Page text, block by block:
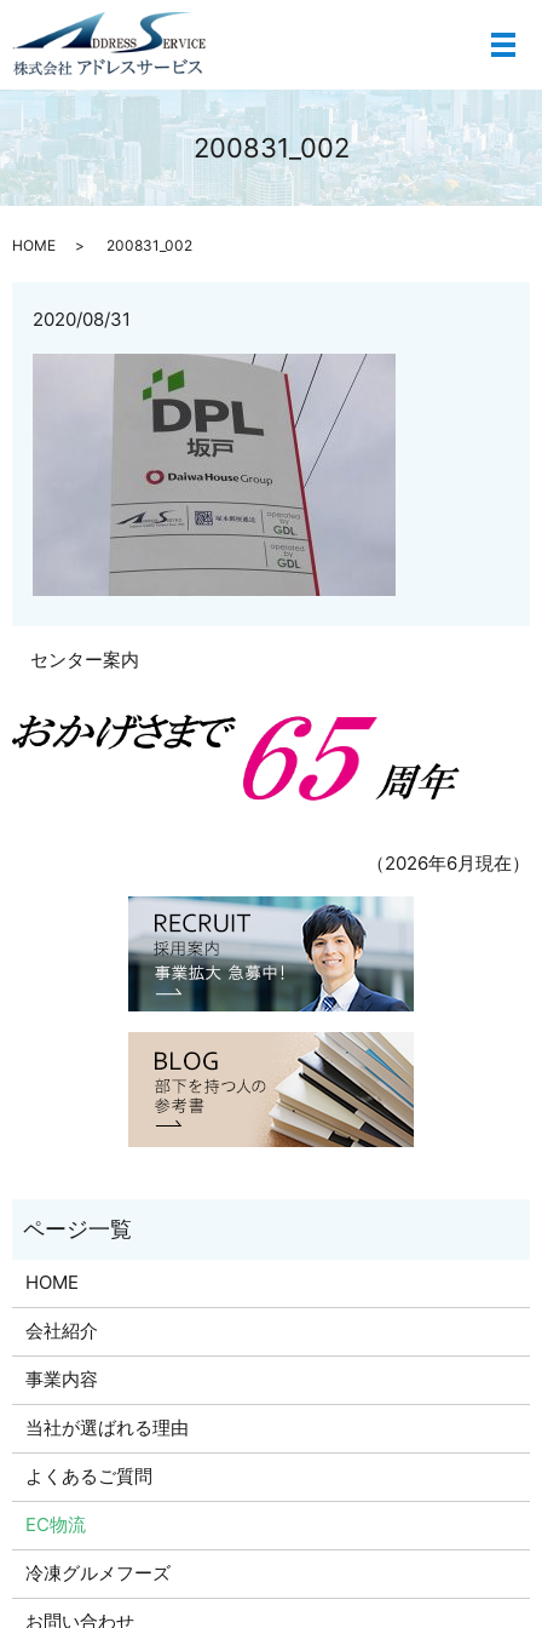
メ
200831_002
HOME 200831_002
2020/08/31
センター案内
（2026年6月現在）
HOME
会社紹介
事業内容
当社が選ばれる理由
よくあるご質問
EC物流
冷凍グルメフーズ
お問い合わせ